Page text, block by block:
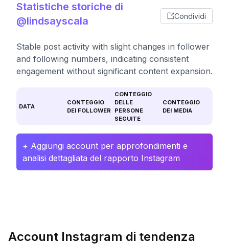
Statistiche storiche di
@lindsayscala
Condividi
Stable post activity with slight changes in follower
and following numbers, indicating consistent
engagement without significant content expansion.
DATA
CONTEGGIO
DEI FOLLOWER
CONTEGGIO
DELLE
PERSONE
SEGUITE
CONTEGGIO
DEI MEDIA
+ Aggiungi account per approfondimenti e
analisi dettagliata del rapporto Instagram
Account Instagram di tendenza